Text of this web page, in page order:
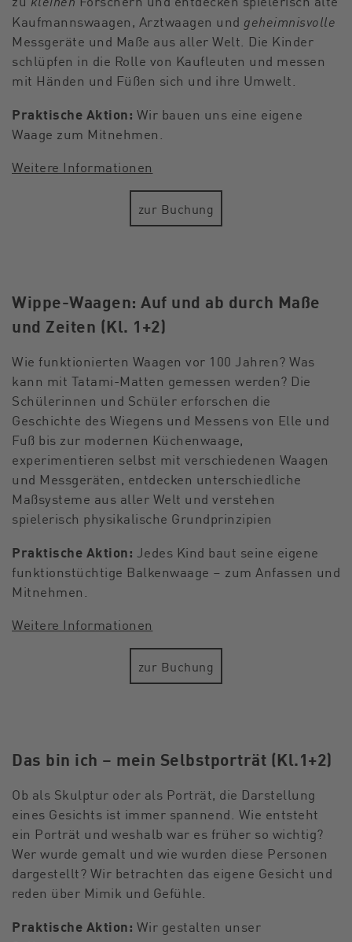
Kaufmannswaagen, Arztwaagen und geheimnisvolle
Messgeräte und Maße aus aller Welt. Die Kinder
schlüpfen in die Rolle von Kaufleuten und messen
mit Händen und Füßen sich und ihre Umwelt.
Praktische Aktion: Wir bauen uns eine eigene
Waage zum Mitnehmen.
Weitere Informationen
zur Buchung
Wippe-Waagen: Auf und ab durch Maße
und Zeiten (Kl. 1+2)
Wie funktionierten Waagen vor 100 Jahren? Was
kann mit Tatami-Matten gemessen werden? Die
Schülerinnen und Schüler erforschen die
Geschichte des Wiegens und Messens von Elle und
Fuß bis zur modernen Küchenwaage,
experimentieren selbst mit verschiedenen Waagen
und Messgeräten, entdecken unterschiedliche
Maßsysteme aus aller Welt und verstehen
spielerisch physikalische Grundprinzipien
Praktische Aktion: Jedes Kind baut seine eigene
funktionstüchtige Balkenwaage – zum Anfassen und
Mitnehmen.
Weitere Informationen
zur Buchung
Das bin ich – mein Selbstporträt (Kl.1+2)
Ob als Skulptur oder als Porträt, die Darstellung
eines Gesichts ist immer spannend. Wie entsteht
ein Porträt und weshalb war es früher so wichtig?
Wer wurde gemalt und wie wurden diese Personen
dargestellt? Wir betrachten das eigene Gesicht und
reden über Mimik und Gefühle.
Praktische Aktion: Wir gestalten unser